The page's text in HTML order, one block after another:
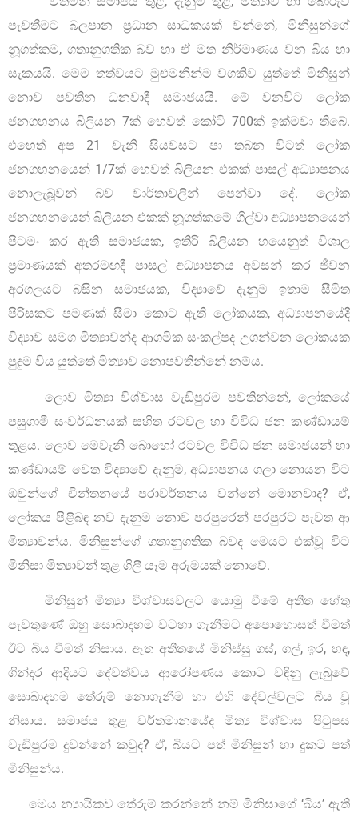
පැවතීමට බලපාන ප්‍රධාන සාධකයක් වන්නේ, මිනිසුන්ගේ
නූගත්කම, ගතානුගතික බව හා ඒ මත නිර්මාණය වන බිය හා
සැකයයි. මෙම තත්වයට මුළුමනින්ම වගකිව යුත්තේ මිනිසුන්
නොව පවතින ධනවාදී සමාජයයි. මේ වනවිට ලෝක
ජනගහනය බිලියන 7ක් හෙවත් කෝටි 700ක් ඉක්මවා තිබේ.
එහෙත් අප 21 වැනි සියවසට පා තබන විටත් ලෝක
ජනගහනයෙන් 1/7ක් හෙවත් බිලියන එකක් පාසල් අධ්‍යාපනය
නොලැබූවන් බව වාර්තාවලින් පෙන්වා දේ. ලෝක
ජනගහනයෙන් බිලියන එකක් නූගත්කමේ ගිල්වා අධ්‍යාපනයෙන්
පිටමං කර ඇති සමාජයක, ඉතිරි බිලියන හයෙනුත් විශාල
ප්‍රමාණයක් අතරමඟදී පාසල් අධ්‍යාපනය අවසන් කර ජීවන
අරගලයට බසින සමාජයක, විද්‍යාවේ දැනුම ඉතාම සීමිත
පිරිසකට පමණක් සීමා කොට ඇති ලෝකයක, අධ්‍යාපනයේදී
විද්‍යාව සමග මිත්‍යාවන්ද ආගමික සංකල්පද උගන්වන ලෝකයක
පුදුම විය යුත්තේ මිත්‍යාව නොපවතින්නේ නම්ය.
ලොව මිත්‍යා විශ්වාස වැඩිපුරම පවතින්නේ, ලෝකයේ
පසුගාමී සංවර්ධනයක් සහිත රටවල හා විවිධ ජන කණ්ඩායම්
තුළය. ලොව මෙවැනි බොහෝ රටවල විවිධ ජන සමාජයන් හා
කණ්ඩායම් වෙත විද්‍යාවේ දැනුම, අධ්‍යාපනය ගලා නොයන විට
ඔවුන්ගේ චින්තනයේ පරාවර්තනය වන්නේ මොනවාද? ඒ,
ලෝකය පිළිබඳ නව දැනුම නොව පරපුරෙන් පරපුරට පැවත ආ
මිත්‍යාවන්ය. මිනිසුන්ගේ ගතානුගතික බවද මෙයට එක්වූ විට
මිනිසා මිත්‍යාවන් තුළ ගිලී යෑම අරුමයක් නොවේ.
මිනිසුන් මිත්‍යා විශ්වාසවලට යොමු වීමේ අතීත හේතු
පැවතුණේ ඔහු සොබාදහම වටහා ගැනීමට අපොහොසත් වීමත්
ඊට බිය වීමත් නිසාය. ඈත අතීතයේ මිනිස්සු ගස්, ගල්, ඉර, හඳ,
ගින්දර ආදියට දේවත්වය ආරෝපණය කොට වඳිනු ලැබුවේ
සොබාදහම තේරුම් නොගැනීම හා එහි දේවල්වලට බිය වූ
නිසාය. සමාජය තුළ වර්තමානයේද මිත්‍ය විශ්වාස පිටුපස
වැඩිපුරම දුවන්නේ කවුද? ඒ, බියට පත් මිනිසුන් හා දුකට පත්
මිනිසුන්ය.
මෙය න්‍යායිකව තේරුම් කරන්නේ නම් මිනිසාගේ ‘බිය’ ඇති